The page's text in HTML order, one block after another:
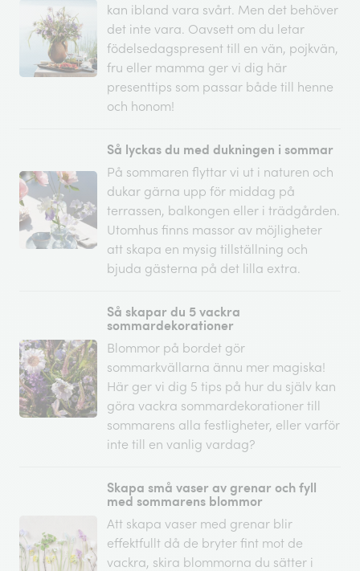
kan ibland vara svårt. Men det behöver
det inte vara. Oavsett om du letar
födelsedagspresent till en vän, pojkvän,
fru eller mamma ger vi dig här
presenttips som passar både till henne
och honom!
Så lyckas du med dukningen i sommar
På sommaren flyttar vi ut i naturen och
dukar gärna upp för middag på
terrassen, balkongen eller i trädgården.
Utomhus finns massor av möjligheter
att skapa en mysig tillställning och
bjuda gästerna på det lilla extra.
Så skapar du 5 vackra
sommardekorationer
Blommor på bordet gör
sommarkvällarna ännu mer magiska!
Här ger vi dig 5 tips på hur du själv kan
göra vackra sommardekorationer till
sommarens alla festligheter, eller varför
inte till en vanlig vardag?
Skapa små vaser av grenar och fyll
med sommarens blommor
Att skapa vaser med grenar blir
effektfullt då de bryter fint mot de
vackra, skira blommorna du sätter i